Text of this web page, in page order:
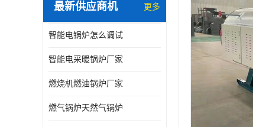
最新供应商机 更多
智能电锅炉怎么调试
智能电采暖锅炉厂家
燃烧机燃油锅炉厂家
燃气锅炉天然气锅炉